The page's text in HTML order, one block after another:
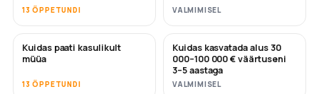
13 ÕPPETUNDI VALMIMISEL
UUS
Kuidas paati kasulikult
müüa
13 ÕPPETUNDI
UUS
Kuidas kasvatada alus 30
000–100 000 € väärtuseni
3–5 aastaga
VALMIMISEL